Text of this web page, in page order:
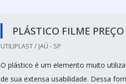
PLÁSTICO FILME PREÇO
UTILIPLAST / JAÚ - SP
O plástico é um elemento muito
de sua extensa usabilidade. Dessa